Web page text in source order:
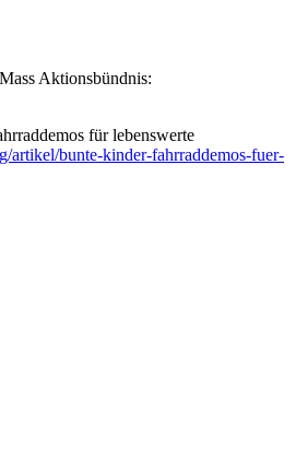
Aktionsbündnis:
für lebenswerte
artikel/bunte-kinder-fahrraddemos-fuer-